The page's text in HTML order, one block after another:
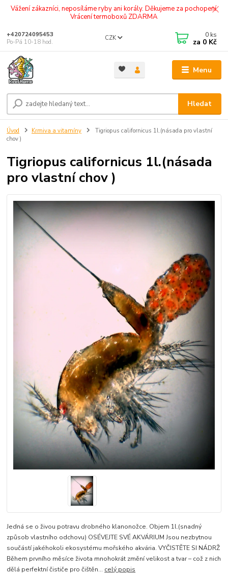
Vážení zákazníci, neposíláme ryby ani korály. Děkujeme za pochopení.
Vrácení termoboxů ZDARMA
Menu
CZK
Hledat
+420724095453
Po-Pá 10-18 hod.
0 ks
za 0 Kč
Úvod Krmiva a vitamíny
Tigriopus californicus 1l.(násada pro vlastní
chov )
Tigriopus californicus 1l.(násada
pro vlastní chov )
Jedná se o živou potravu drobného klanonožce. Objem 1l.(snadný
způsob vlastního odchovu) OSÉVEJTE SVÉ AKVÁRIUM Jsou nezbytnou
součástí jakéhokoli ekosystému mořského akvária. VYČISTĚTE SI NÁDRŽ
Během prvního měsíce života mnohokrát změní velikost a tvar – což z nich
dělá perfektní čističe pro čištěn... celý popis